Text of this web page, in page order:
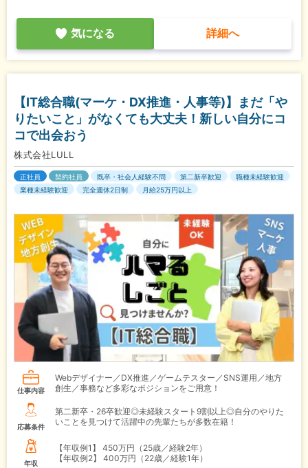
気になる 詳細へ
【IT総合職(マーケ・DX推進・人事等)】まだ「や
りたいこと」がなくても大丈夫！新しい自分にコ
コで出会おう
株式会社LULL
正社員 契約社員 既卒・社会人経験不問 第二新卒歓迎
職種未経験歓迎
業種未経験歓迎
完全週休2日制 月給25万円以上
仕事内容
Webデザイナー／DX推進／ゲームテスター／SNS運用／地方
創生／事務など多彩なポジションをご用意！
応募条件
第二新卒・26卒歓迎◎未経験スタート9割以上◎自分のやりた
いことを見つけて活躍中の先輩たちが多数在籍！
年収
【年収例1】
450万円（25歳／経験2年）
【年収例2】
400万円（22歳／経験1年）